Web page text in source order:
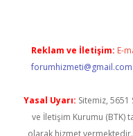
Reklam ve İletişim: E-
forumhizmeti@gmail.com
Yasal Uyarı: Sitemiz, 5651
ve İletişim Kurumu (BTK)
olarak hizmet